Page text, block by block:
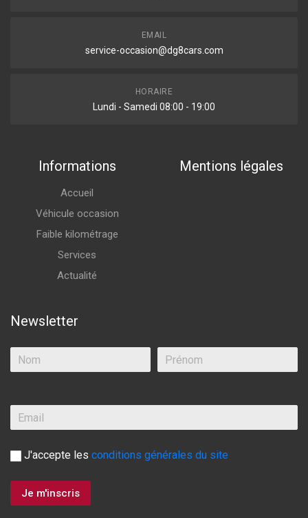
EMAIL
service-occasion@dg8cars.com
HORAIRE
Lundi - Samedi 08:00 - 19:00
Informations
Accueil
Véhicule occasion
Faible kilométrage
Services
Actualité
Mentions légales
Newsletter
J'accepte les conditions générales du site